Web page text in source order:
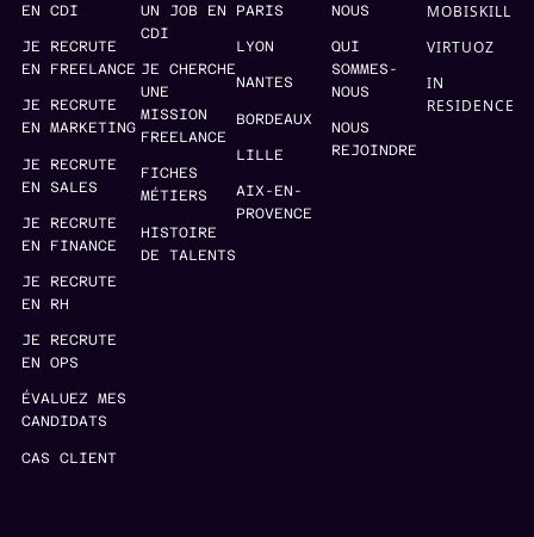
EN CDI
JE RECRUTE
EN FREELANCE
JE RECRUTE
EN MARKETING
JE RECRUTE
EN SALES
JE RECRUTE
EN FINANCE
JE RECRUTE
EN RH
JE RECRUTE
EN OPS
ÉVALUEZ MES
CANDIDATS
CAS CLIENT
UN JOB EN
CDI
JE CHERCHE
UNE
MISSION
FREELANCE
FICHES
MÉTIERS
HISTOIRE
DE TALENTS
PARIS
LYON
NANTES
BORDEAUX
LILLE
AIX-EN-
PROVENCE
NOUS
QUI
SOMMES-
NOUS
NOUS
REJOINDRE
MOBISKILL
VIRTUOZ
IN
RESIDENCE